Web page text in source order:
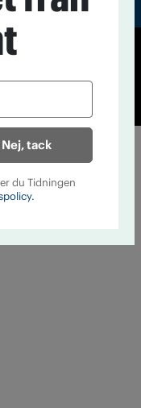
Nej, tack
du Tidningen